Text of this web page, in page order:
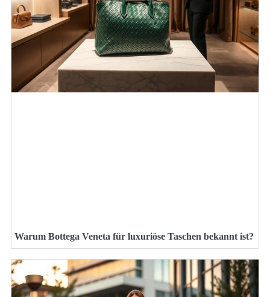
Warum Bottega Veneta für luxuriöse Taschen bekannt ist?